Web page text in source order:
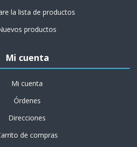
la lista de productos
productos
Mi cuenta
Mi cuenta
Órdenes
Direcciones
de compras